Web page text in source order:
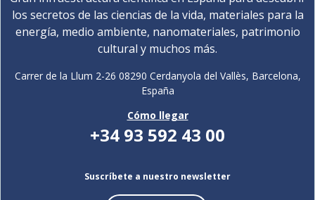
los secretos de las ciencias de la vida, materiales para la
energía, medio ambiente, nanomateriales, patrimonio
cultural y muchos más.
Carrer de la Llum 2-26 08290 Cerdanyola del Vallès, Barcelona,
España
Cómo llegar
+34 93 592 43 00
Suscríbete a nuestro newsletter